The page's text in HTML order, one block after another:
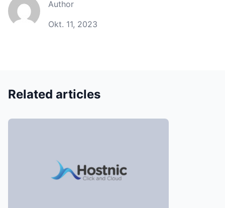
Author
Okt. 11, 2023
Related articles